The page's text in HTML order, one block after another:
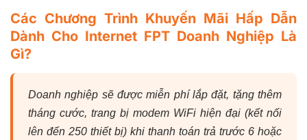
Các Chương Trình Khuyến Mãi Hấp Dẫn
Dành Cho Internet FPT Doanh Nghiệp Là
Gì?
Doanh nghiệp sẽ được miễn phí lắp đặt, tặng thêm
tháng cước, trang bị modem WiFi hiện đại (kết nối
lên đến 250 thiết bị) khi thanh toán trả trước 6 hoặc